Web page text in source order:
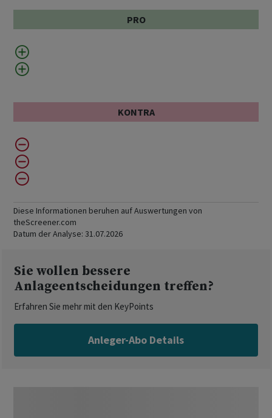
PRO
KONTRA
Diese Informationen beruhen auf Auswertungen von
theScreener.com
Datum der Analyse: 31.07.2026
Sie wollen bessere
Anlageentscheidungen treffen?
Erfahren Sie mehr mit den KeyPoints
Anleger-Abo Details